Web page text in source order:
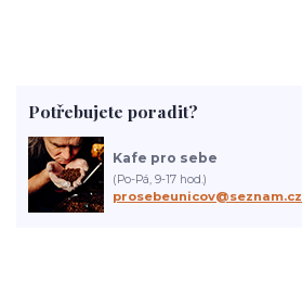
Potřebujete poradit?
Kafe pro sebe
(Po-Pá, 9-17 hod.)
prosebeunicov@seznam.cz